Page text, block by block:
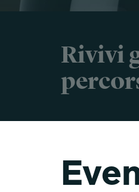
Rivivi